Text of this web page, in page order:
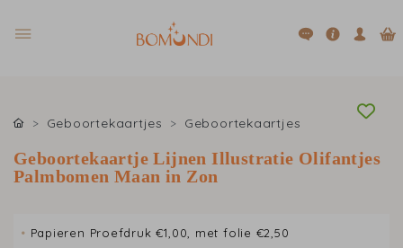
Geboortekaartjes Geboortekaartjes
Geboortekaartje Lijnen Illustratie Olifantjes
Palmbomen Maan in Zon
• Papieren Proefdruk €1,00, met folie €2,50